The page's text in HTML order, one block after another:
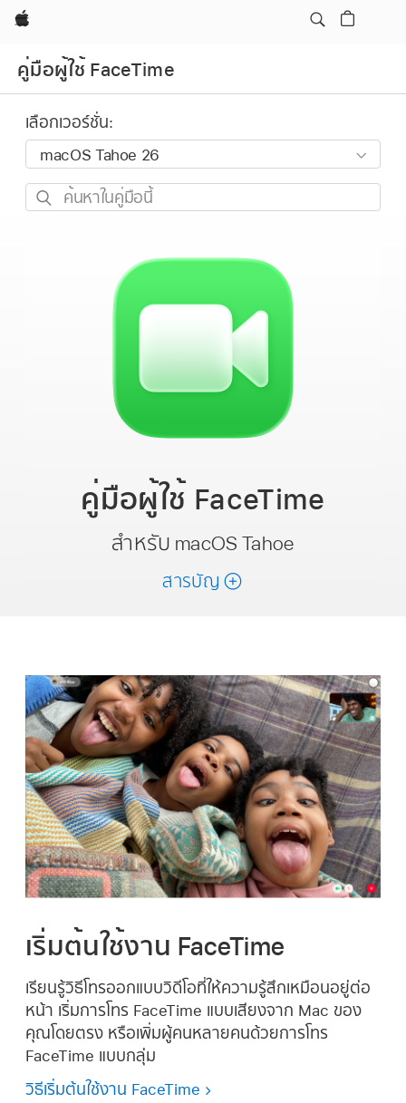
Apple
คู่มือผู้ใช้ FaceTime
เลือกเวอร์ชั่น:
ค้นหา
คู่มือผู้ใช้ FaceTime
สำหรับ macOS Tahoe
สารบัญ
เริ่มต้นใช้งาน FaceTime
เรียนรู้วิธีโทรออกแบบวิดีโอที่ให้ความรู้สึกเหมือนอยู่ต่อ
หน้า เริ่มการโทร FaceTime แบบเสียงจาก Mac ของ
คุณโดยตรง หรือเพิ่มผู้คนหลายคนด้วยการโทร
FaceTime แบบกลุ่ม
วิธีเริ่มต้นใช้งาน FaceTime